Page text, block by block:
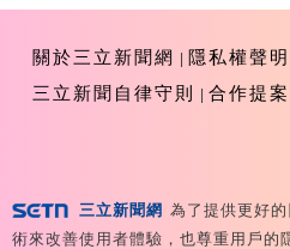
關於三立新聞網
隱私權聲明
三立新聞自律守則
合作提
Copyright ©2026 Sanlih
三立新聞網 為了提供更好
術來改善使用者體驗，也尊重用戶的